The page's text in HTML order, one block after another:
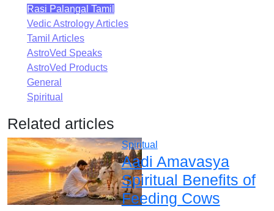
Rasi Palangal Tamil
Vedic Astrology Articles
Tamil Articles
AstroVed Speaks
AstroVed Products
General
Spiritual
Related articles
Spiritual
Aadi Amavasya
Spiritual Benefits of
Feeding Cows